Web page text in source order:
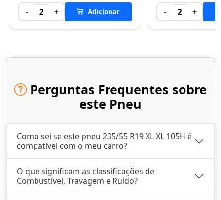
- 2 + Adicionar - 2 +
Perguntas Frequentes sobre
este Pneu
Como sei se este pneu 235/55 R19 XL XL 105H é
compatível com o meu carro?
O que significam as classificações de
Combustível, Travagem e Ruído?